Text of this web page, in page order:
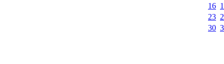
16
23
30